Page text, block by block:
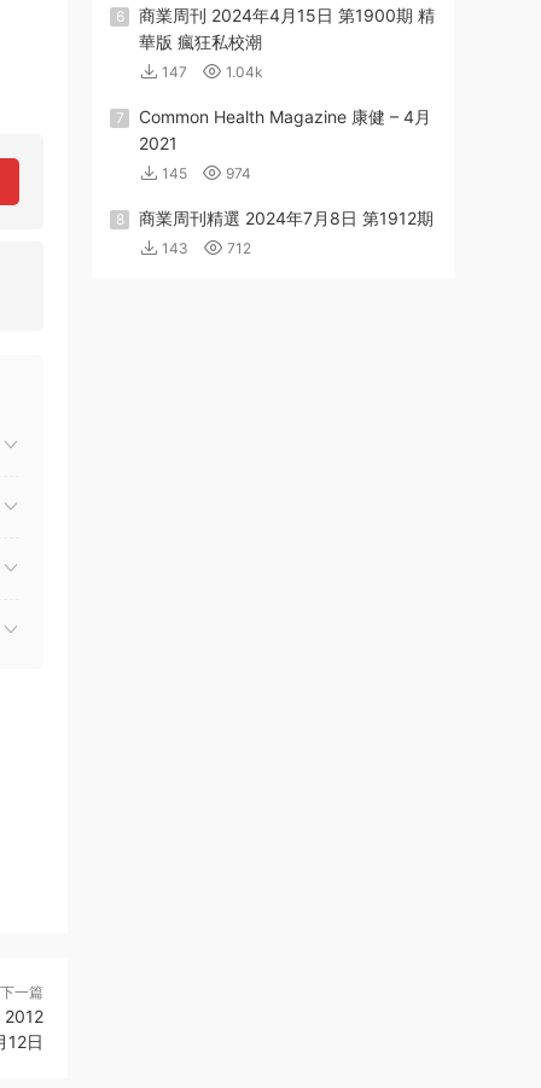
下一篇
2012
12日
6
商業周刊 2024年4月15日 第1900期 精
華版 瘋狂私校潮
147 1.04k
7
Common Health Magazine 康健 – 4月
2021
145 974
8 商業周刊精選 2024年7月8日 第1912期
143 712